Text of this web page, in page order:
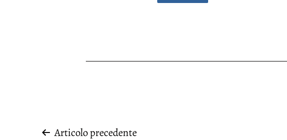
Articolo precedente